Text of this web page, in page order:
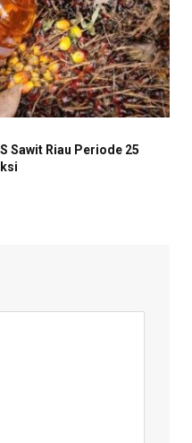
Sawit Riau Periode 25